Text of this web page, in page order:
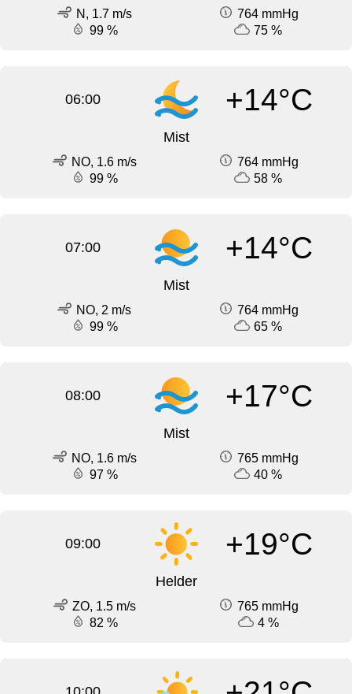
N, 1.7 m/s
764 mmHg
99 %
75 %
06:00 +14°C
Mist
NO, 1.6 m/s
764 mmHg
99 %
58 %
07:00 +14°C
Mist
NO, 2 m/s
764 mmHg
99 %
65 %
08:00 +17°C
Mist
NO, 1.6 m/s
765 mmHg
97 %
40 %
09:00 +19°C
Helder
ZO, 1.5 m/s
765 mmHg
82 %
4 %